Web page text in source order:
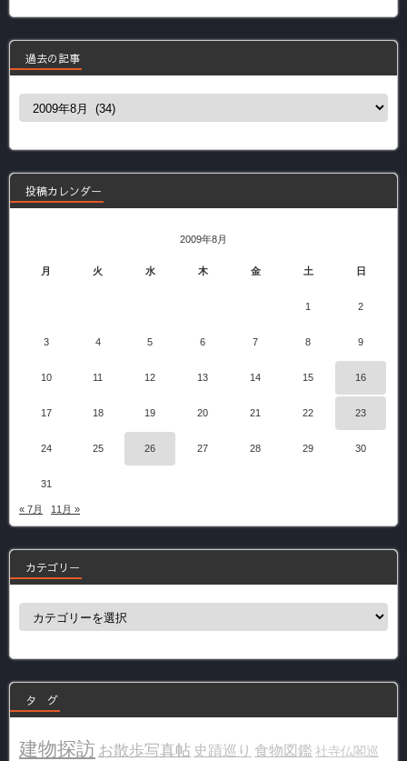
過去の記事
過
事
投稿カレンダー
2009年8月
月 火 水 木 金 土 日
1 2
3 4 5 6 7 8 9
10 11 12 13 14 15 16
17 18 19 20 21 22 23
24 25 26 27 28 29 30
31
« 7月 11月 »
カテゴリー
カ
ー
タ グ
建物探訪 お散歩写真帖 史蹟巡り 食物図鑑 社寺仏閣巡